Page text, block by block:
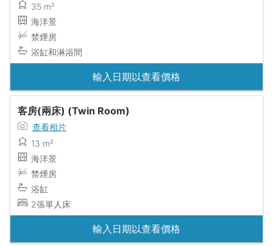
35 m²
海洋景
禁煙房
浴缸和淋浴間
輸入日期以查看價格
客房(兩床) (Twin Room)
查看相片
13 m²
海洋景
禁煙房
浴缸
2張單人床
輸入日期以查看價格